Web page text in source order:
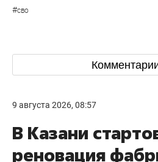
#сво
9 августа 2026, 08:57
В Казани
реновация